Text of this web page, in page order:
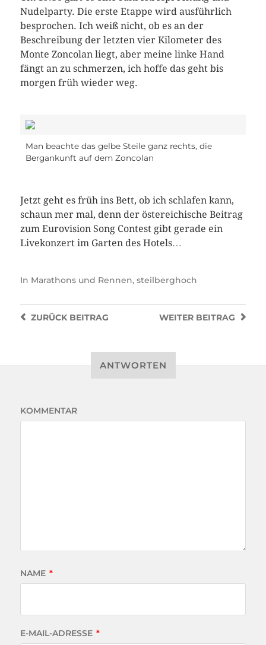
Nudelparty. Die erste Etappe wird ausführlich
besprochen. Ich weiß nicht, ob es an der
Beschreibung der letzten vier Kilometer des
Monte Zoncolan liegt, aber meine linke Hand
fängt an zu schmerzen, ich hoffe das geht bis
morgen früh wieder weg.
Man beachte das gelbe Steile ganz rechts, die
Bergankunft auf dem Zoncolan
Jetzt geht es früh ins Bett, ob ich schlafen kann,
schaun mer mal, denn der östereichische Beitrag
zum Eurovision Song Contest gibt gerade ein
Livekonzert im Garten des Hotels…
In Marathons und Rennen, steilberghoch
WEITER BEITRAG
ZURÜCKBEITRAG
ANTWORTEN
KOMMENTAR
NAME *
E-MAIL-ADRESSE *